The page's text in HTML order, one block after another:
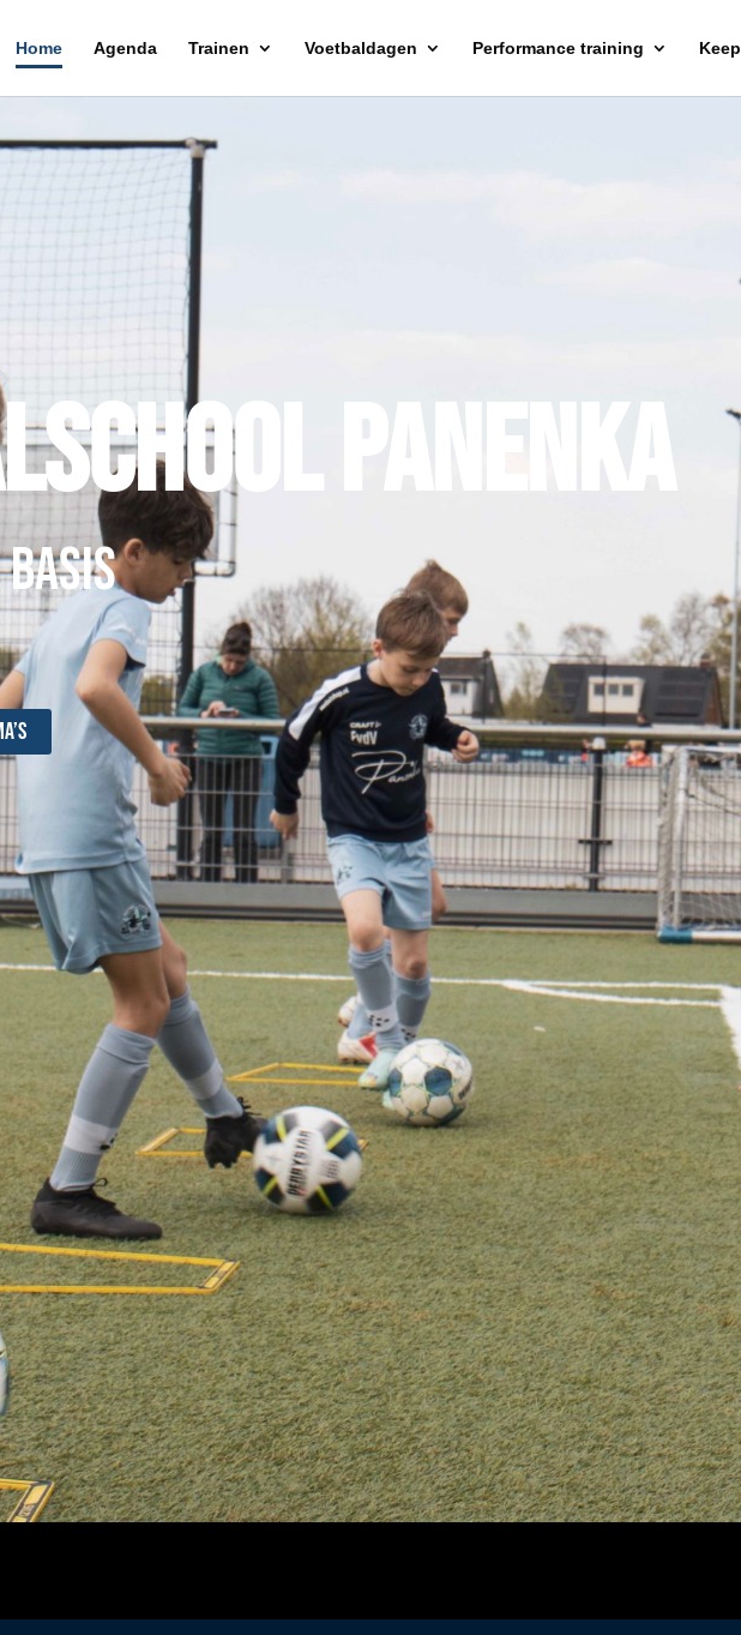
Home Agenda Trainen Voetbaldagen Performance training
Panenka